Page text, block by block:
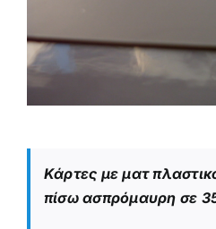
Κάρτες με ματ
πίσω ασπρόμαυρη σε